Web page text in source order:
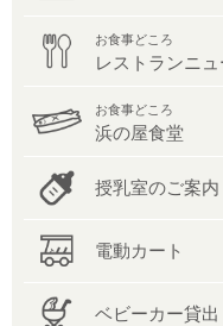
お食事どころ
レストランニ
お食事どころ
浜の屋食堂
授乳室のご案内
電動カート
ベビーカー貸出